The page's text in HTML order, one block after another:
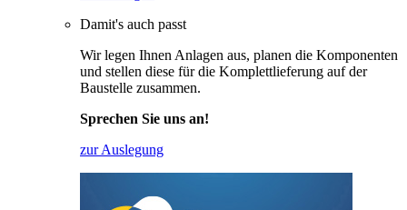
Damit's auch passt
Wir legen Ihnen Anlagen aus, planen die Komponenten
und stellen diese für die Komplettlieferung auf der
Baustelle zusammen.
Sprechen Sie uns an!
zur Auslegung